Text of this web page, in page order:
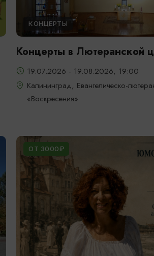
КОНЦЕРТЫ
Концерты в Лютеранской
19.07.2026 - 19.08.2026, 19:00
Калининград, Евангелическо-
«Воскресения»
ОТ 3000₽